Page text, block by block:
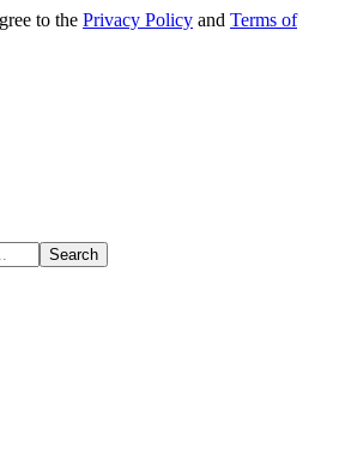
to the Privacy Policy and Terms of